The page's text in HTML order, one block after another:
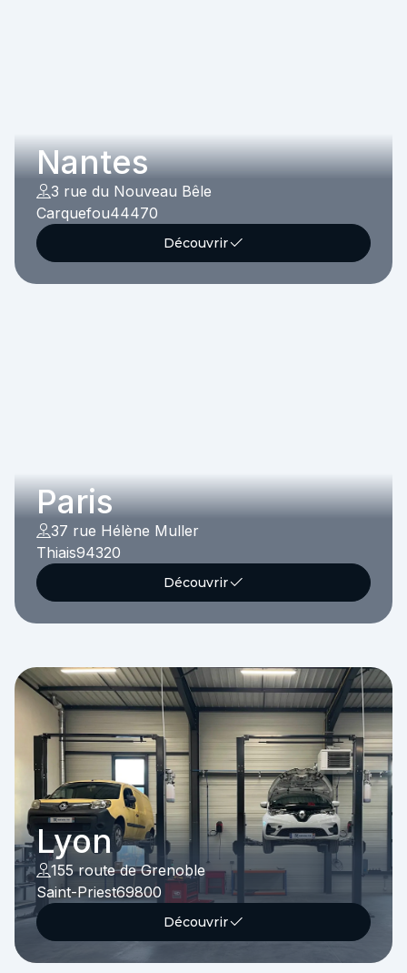
Nantes
3 rue du Nouveau Bêle
Carquefou44470
Découvrir
Paris
37 rue Hélène Muller
Thiais94320
Découvrir
Lyon
155 route de Grenoble
Saint-Priest69800
Découvrir